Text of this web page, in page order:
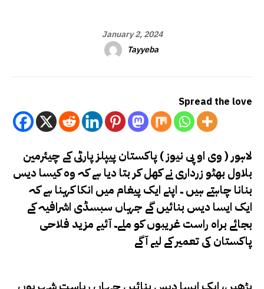
January 2, 2024
Tayyeba
Spread the love
لاہور ( وی او پی نیوز )پاکستان پیپلز پارٹی کے چیئرمین
بلاول بھٹو زرداری نے کھل کر بتا دیا ہے کہ وہ کیسا دیس
بنانا چاہتے ہیں ۔ اپنے ایک پیغام میں انکا کہنا ہے کہ
ایک ایسا دیس بنائیں گے جہاں سبسڈی اشرافیہ کے
بجائے براہ راست غریبوں کو ملے۔آئیے مزید فلاحی
پاکستان کی تعمیر کے لیے آگے